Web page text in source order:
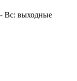
Вс: выходные